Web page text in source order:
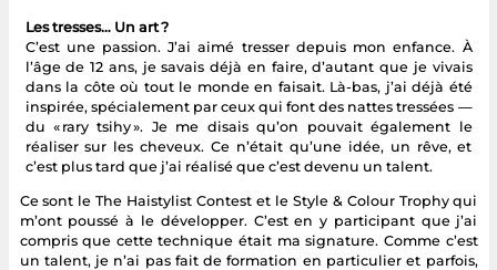
Les tresses… Un art ?
C’est une passion. J’ai aimé tresser depuis mon enfance. À
l’âge de 12 ans, je savais déjà en faire, d’autant que je vivais
dans la côte où tout le monde en faisait. Là-bas, j’ai déjà été
inspirée, spécialement par ceux qui font des nattes tressées —
du « rary tsihy ». Je me disais qu’on pouvait également le
réaliser sur les cheveux. Ce n’était qu’une idée, un rêve, et
c’est plus tard que j’ai réalisé que c’est devenu un talent.
Ce sont le The Haistylist Contest et le Style & Colour Trophy qui
m’ont poussé à le développer. C’est en y participant que j’ai
compris que cette technique était ma signature. Comme c’est
un talent, je n’ai pas fait de formation en particulier et parfois,